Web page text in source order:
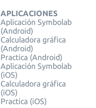
APLICACIONES
Aplicación Symbolab
(Android)
Calculadora gráfica
(Android)
Practica (Android)
Aplicación Symbolab
(iOS)
Calculadora gráfica
(iOS)
Practica (iOS)